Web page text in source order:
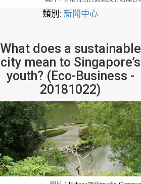
類別: 新聞中心
What does a sustainable
city mean to Singapore’s
youth? (Eco-Business -
20181022)